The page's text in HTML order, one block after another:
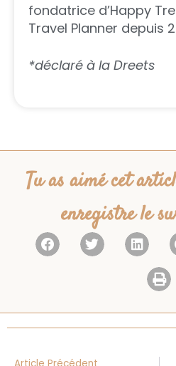
fondatrice d’Happy
Travel Planner depuis
*déclaré à la Dreets
Tu as aimé cet
enregistre le
Article Précédent